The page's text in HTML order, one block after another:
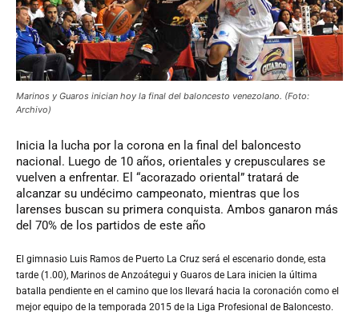
Marinos y Guaros inician hoy la final del baloncesto venezolano. (Foto:
Archivo)
Inicia la lucha por la corona en la final del baloncesto
nacional. Luego de 10 años, orientales y crepusculares se
vuelven a enfrentar. El “acorazado oriental” tratará de
alcanzar su undécimo campeonato, mientras que los
larenses buscan su primera conquista. Ambos ganaron más
del 70% de los partidos de este año
El gimnasio Luis Ramos de Puerto La Cruz será el escenario donde, esta
tarde (1.00), Marinos de Anzoátegui y Guaros de Lara inicien la última
batalla pendiente en el camino que los llevará hacia la coronación como el
mejor equipo de la temporada 2015 de la Liga Profesional de Baloncesto.